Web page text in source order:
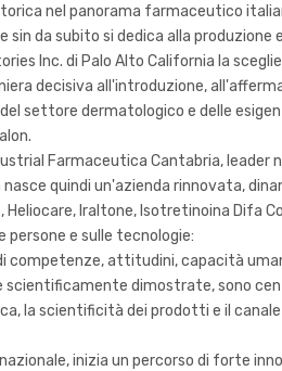
nel panorama farmaceutico
sin da subito si dedica alla
Inc. di Palo Alto California la
decisiva all'introduzione,
settore dermatologico e delle
Farmaceutica Cantabria,
nasce quindi un'azienda rinnovata,
Heliocare, Iraltone, Isotretinoina Difa
persone e sulle tecnologie:
competenze, attitudini, capacità
scientificamente dimostrate, sono
la scientificità dei prodotti e il
inizia un percorso di forte